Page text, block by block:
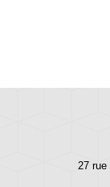
27